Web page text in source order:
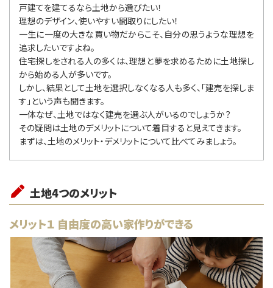
戸建てを建てるなら土地から選びたい！
理想のデザイン、使いやすい間取りにしたい！
⼀生に⼀度の大きな買い物だからこそ、自分の思うような理想を
追求したいですよね。
住宅探しをされる人の多くは、理想と夢を求めるために土地探し
から始める人が多いです。
しかし、結果として土地を選択しなくなる人も多く、「建売を探しま
す」という声も聞きます。
⼀体なぜ、土地ではなく建売を選ぶ人がいるのでしょうか？
その疑問は土地のデメリットについて着目すると見えてきます。
まずは、土地のメリット・デメリットについて比べてみましょう。
土地4つのメリット
メリット１ 自由度の高い家作りができる